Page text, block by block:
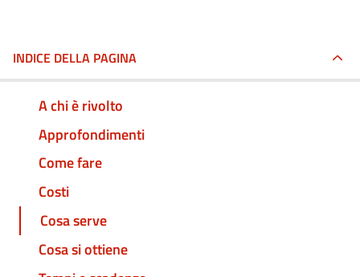
INDICE DELLA PAGINA
A chi è rivolto
Approfondimenti
Come fare
Costi
Cosa serve
Cosa si ottiene